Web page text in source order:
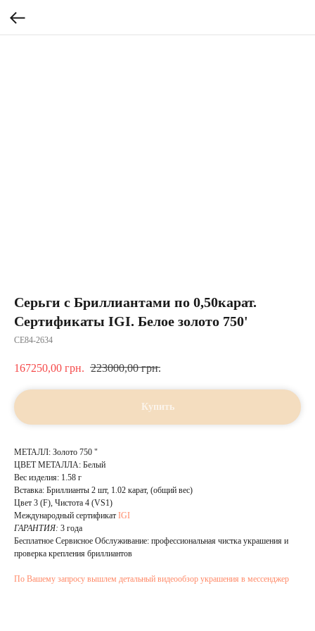
Серьги с Бриллиантами по 0,50карат.
Сертификаты IGI. Белое золото 750'
CE84-2634
167250,00 грн. 223000,00 грн.
Купить
МЕТАЛЛ: Золото 750 "
ЦВЕТ МЕТАЛЛА: Белый
Вес изделия: 1.58 г
Вставка: Бриллианты 2 шт, 1.02 карат, (общий вес)
Цвет 3 (F), Чистота 4 (VS1)
Международный сертификат IGI
ГАРАНТИЯ: 3 года
Бесплатное Сервисное Обслуживание: профессиональная чистка украшения и
проверка крепления бриллиантов
По Вашему запросу вышлем детальный видеообзор украшения в мессенджер